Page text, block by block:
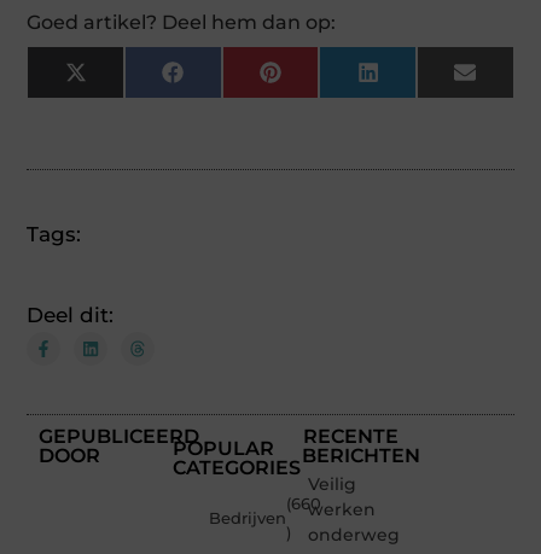
Goed artikel? Deel hem dan op:
X
(Twitter)
FacebookPinterestLinkedInEmail
Tags:
Deel dit:
GEPUBLICEERD
DOOR
POPULAR
CATEGORIES
Bedrijven
(660
)
RECENTE
BERICHTEN
Veilig
werken
onderweg: